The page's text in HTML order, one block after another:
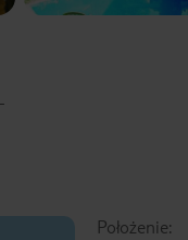
Położenie: